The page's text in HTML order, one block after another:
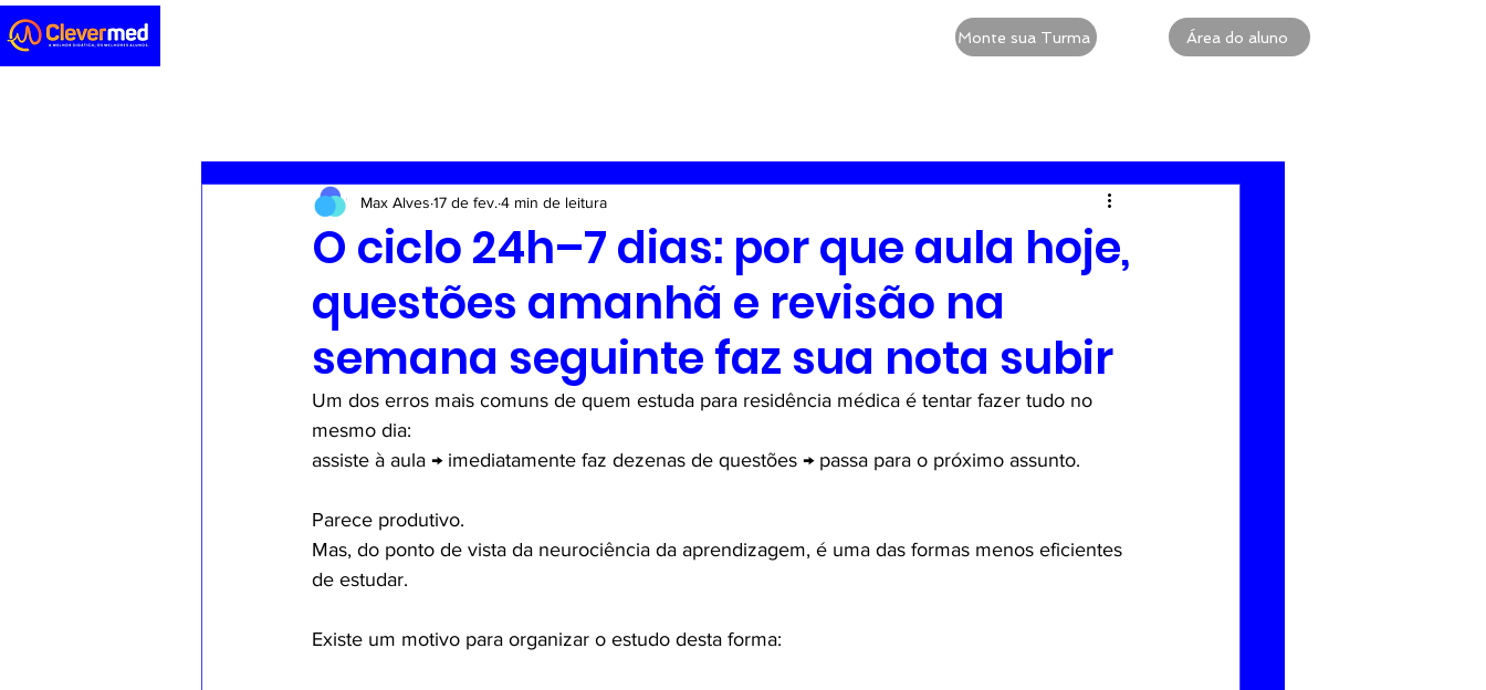
Monte sua Turma Área do aluno
Casos clínicos Concursos
O ciclo 24h–7 dias: por que aula hoje,
questões amanhã e revisão na
semana seguinte faz sua nota subir
Max Alves 17 de fev. 4 min de leitura
Um dos erros mais comuns de quem estuda para residência médica é tentar fazer tudo no
mesmo dia:
assiste à aula → imediatamente faz dezenas de questões → passa para o próximo assunto.
Parece produtivo.
Mas, do ponto de vista da neurociência da aprendizagem, é uma das formas menos eficientes
de estudar.
Existe um motivo para organizar o estudo desta forma: